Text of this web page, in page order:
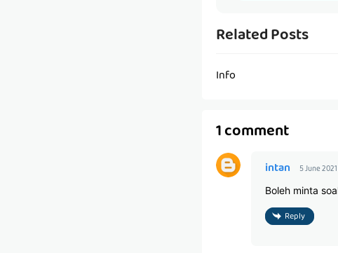
Related Posts
Info
1 comment
intan 5 June
Boleh minta
Reply